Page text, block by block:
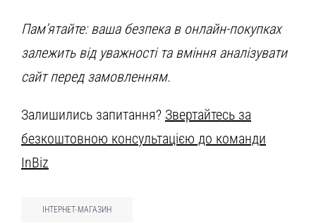
Пам’ятайте: ваша безпека в онлайн-покупках
залежить від уважності та вміння аналізувати
сайт перед замовленням.
Залишились запитання? Звертайтесь за
безкоштовною консультацією до команди
InBiz
ІНТЕРНЕТ-МАГАЗИН